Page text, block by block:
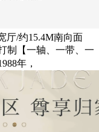
厅/约15.4M南向面
制【一轴、一带、一
年，